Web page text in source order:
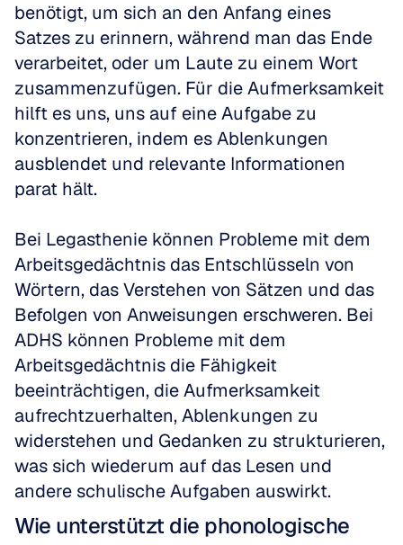
benötigt, um sich an den Anfang eines
Satzes zu erinnern, während man das Ende
verarbeitet, oder um Laute zu einem Wort
zusammenzufügen. Für die Aufmerksamkeit
hilft es uns, uns auf eine Aufgabe zu
konzentrieren, indem es Ablenkungen
ausblendet und relevante Informationen
parat hält.
Bei Legasthenie können Probleme mit dem
Arbeitsgedächtnis das Entschlüsseln von
Wörtern, das Verstehen von Sätzen und das
Befolgen von Anweisungen erschweren. Bei
ADHS können Probleme mit dem
Arbeitsgedächtnis die Fähigkeit
beeinträchtigen, die Aufmerksamkeit
aufrechtzuerhalten, Ablenkungen zu
widerstehen und Gedanken zu strukturieren,
was sich wiederum auf das Lesen und
andere schulische Aufgaben auswirkt.
Wie unterstützt die phonologische